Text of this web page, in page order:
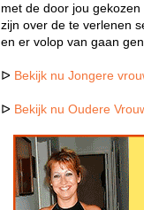
met de door jou
zijn over de te verlenen
en er volop van gaan
ᐅ Bekijk nu Jongere
ᐅ Bekijk nu Oudere